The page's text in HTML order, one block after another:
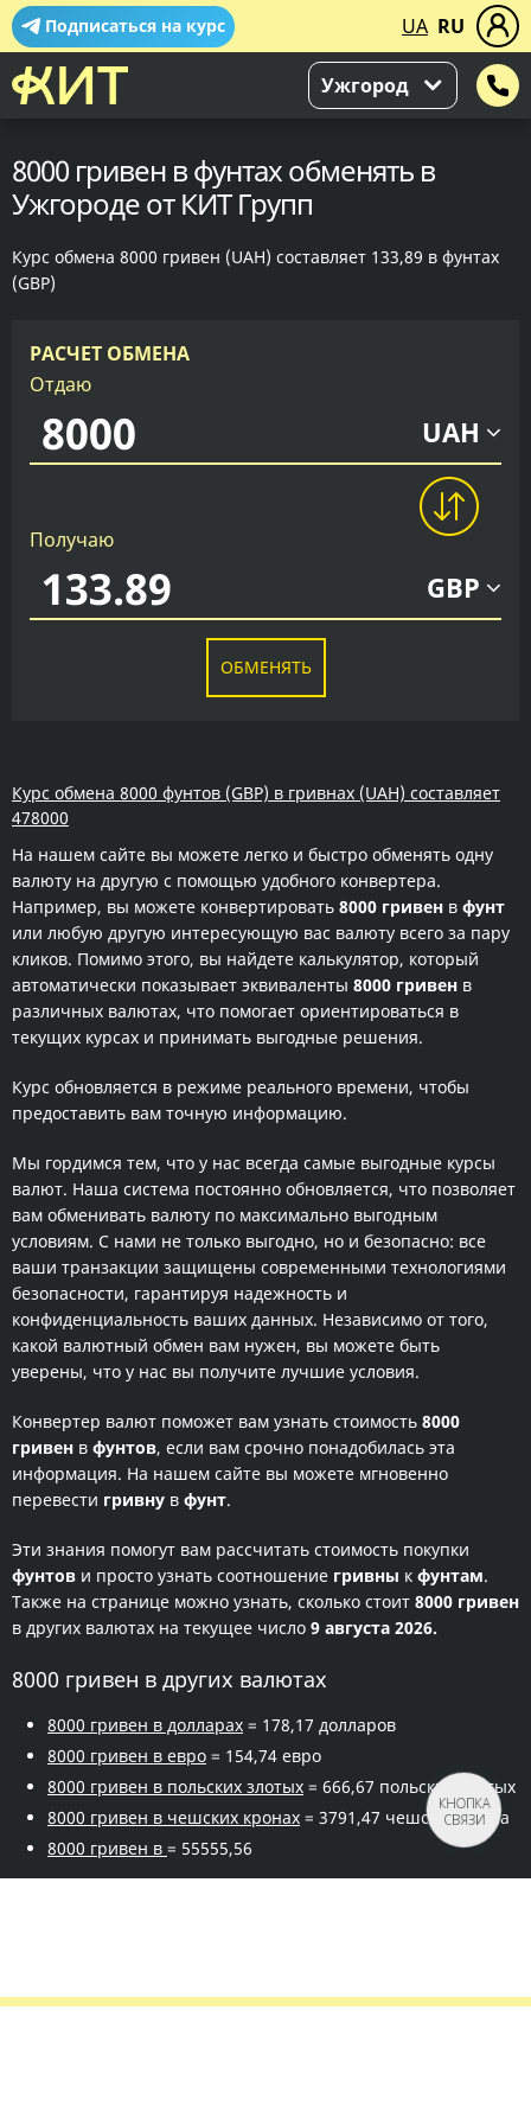
Подписаться на курс UA RU
Ужгород
8000 гривен в фунтах обменять в
Ужгороде от КИТ Групп
Курс обмена 8000 гривен (UAH) составляет 133,89 в фунтах
(GBP)
РАСЧЕТ ОБМЕНА
Отдаю
UAH
Получаю
GBP
ОБМЕНЯТЬ
Курс обмена 8000 фунтов (GBP) в гривнах (UAH) составляет
478000
На нашем сайте вы можете легко и быстро обменять одну
валюту на другую с помощью удобного конвертера.
Например, вы можете конвертировать 8000 гривен в фунт
или любую другую интересующую вас валюту всего за пару
кликов. Помимо этого, вы найдете калькулятор, который
автоматически показывает эквиваленты 8000 гривен в
различных валютах, что помогает ориентироваться в
текущих курсах и принимать выгодные решения.
Курс обновляется в режиме реального времени, чтобы
предоставить вам точную информацию.
Мы гордимся тем, что у нас всегда самые выгодные курсы
валют. Наша система постоянно обновляется, что позволяет
вам обменивать валюту по максимально выгодным
условиям. С нами не только выгодно, но и безопасно: все
ваши транзакции защищены современными технологиями
безопасности, гарантируя надежность и
конфиденциальность ваших данных. Независимо от того,
какой валютный обмен вам нужен, вы можете быть
уверены, что у нас вы получите лучшие условия.
Конвертер валют поможет вам узнать стоимость 8000
гривен в фунтов, если вам срочно понадобилась эта
информация. На нашем сайте вы можете мгновенно
перевести гривну в фунт.
Эти знания помогут вам рассчитать стоимость покупки
фунтов и просто узнать соотношение гривны к фунтам.
Также на странице можно узнать, сколько стоит 8000 гривен
в других валютах на текущее число 9 августа 2026.
8000 гривен в других валютах
8000 гривен в долларах = 178,17 долларов
8000 гривен в евро = 154,74 евро
8000 гривен в польских злотых = 666,67 польских злотых
8000 гривен в чешских кронах = 3791,47 чешская крона
8000 гривен в = 55555,56
КНОПКА
СВЯЗИ